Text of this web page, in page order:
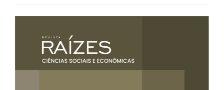
lateral
de